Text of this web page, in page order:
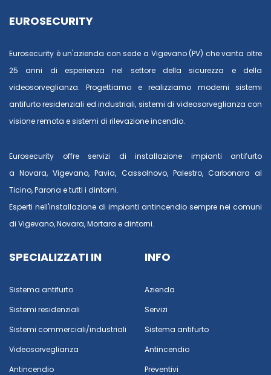
EUROSECURITY
Eurosecurity è un'azienda con sede a Vigevano (PV) che vanta oltre
25 anni di esperienza nel settore della sicurezza e della
videosorveglianza. Progettiamo e realizziamo moderni sistemi
antifurto residenziali ed industriali, sistemi di videosorveglianza con
visione remota e sistemi di rilevazione incendio.
Eurosecurity offre servizi di installazione impianti antifurto
aNovara,Vigevano,Pavia, Cassolnovo, Palestro, Carbonara al
Ticino,Parona e tutti i dintorni.
Esperti nell'installazione di impianti antincendio sempre nei comuni
di Vigevano,Novara,Mortara e dintorni.
SPECIALIZZATI IN
Sistema antifurto
Sistemi residenziali
Sistemi commerciali/industriali
Videosorveglianza
Antincendio
INFO
Azienda
Servizi
Sistema antifurto
Antincendio
Preventivi